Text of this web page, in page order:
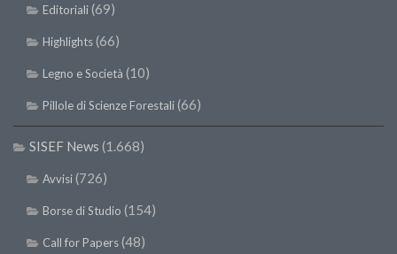
SISEF Notebook (Rassegna Stampa)
SISEF Eventi
SISEF@Facebook
@ForestTweeting
SISEF Publishing
Redazione SISEF.ORG
Credits
Editoriali(69)
Highlights(66)
Legno e Società (10)
Pillole di Scienze Forestali(66)
SISEF News (1.668)
Avvisi(726)
Borse di Studio (154)
Call for Papers(48)